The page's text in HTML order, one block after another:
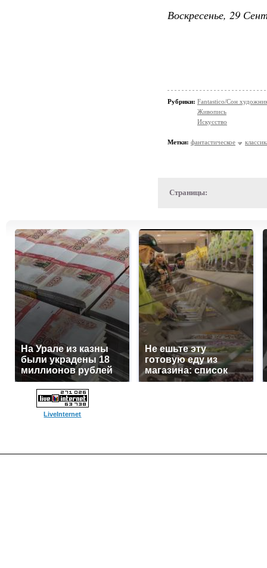
Воскресенье, 29
Рубрики: Fantastico/Сон
Живопись
Искусство
Метки: фантастическое
Страницы:
На Урале из казны
были украдены 18
миллионов рублей
Не ешьте эту
готовую еду из
магазина: список
LiveInternet